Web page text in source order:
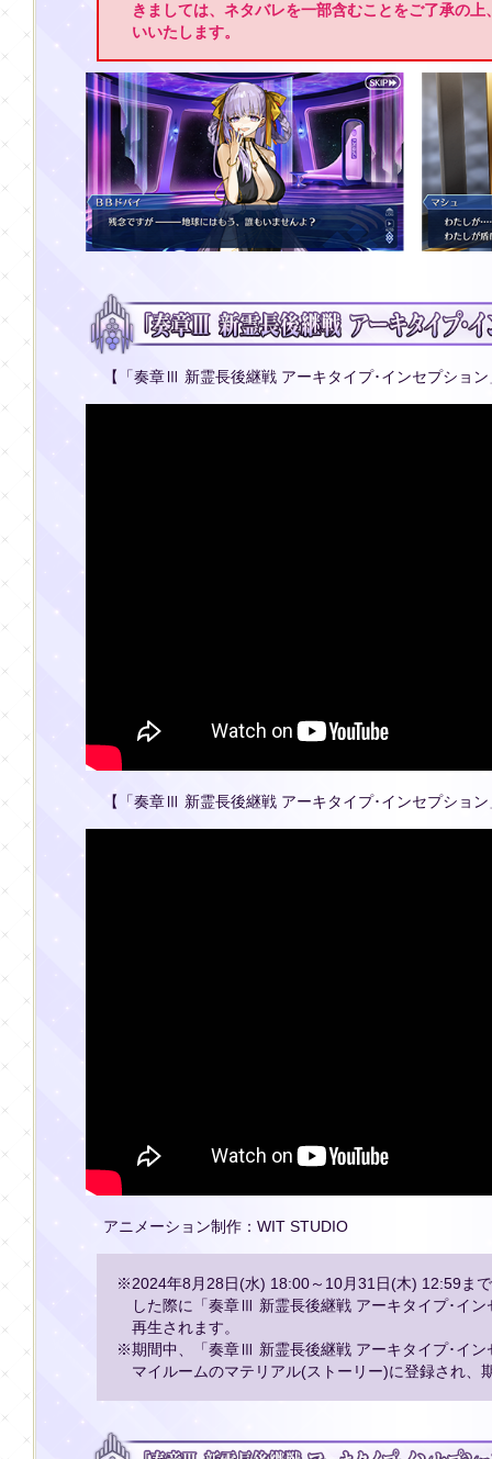
きましては、ネタバレを一部含むことをご了承の
いいたします。
【「奏章Ⅲ 新霊長後継戦 アーキタイプ･インセプショ
【「奏章Ⅲ 新霊長後継戦 アーキタイプ･インセプショ
アニメーション制作：WIT STUDIO
※2024年8月28日(水) 18:00～10月31日(木) 12:59ま
した際に「奏章Ⅲ 新霊長後継戦 アーキタイプ･イ
再生されます。
※期間中、「奏章Ⅲ 新霊長後継戦 アーキタイプ･イン
マイルームのマテリアル(ストーリー)に登録され、